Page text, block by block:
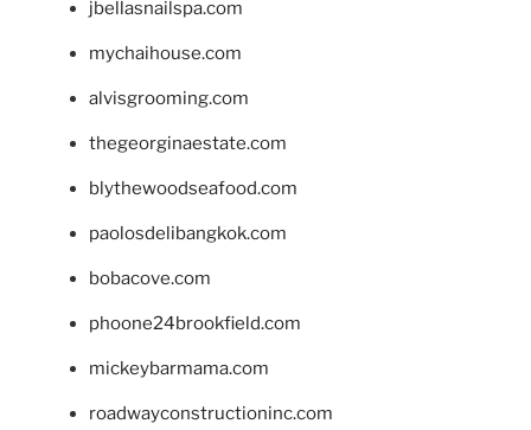
jbellasnailspa.com
mychaihouse.com
alvisgrooming.com
thegeorginaestate.com
blythewoodseafood.com
paolosdelibangkok.com
bobacove.com
phoone24brookfield.com
mickeybarmama.com
roadwayconstructioninc.com